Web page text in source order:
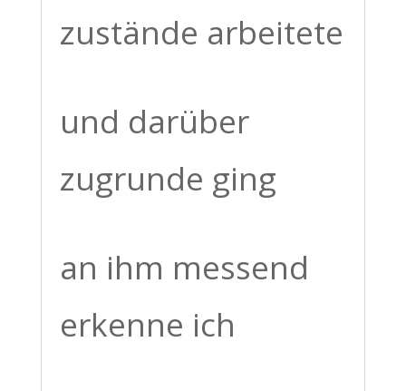
zustände arbeitete
und darüber
zugrunde ging
an ihm messend
erkenne ich